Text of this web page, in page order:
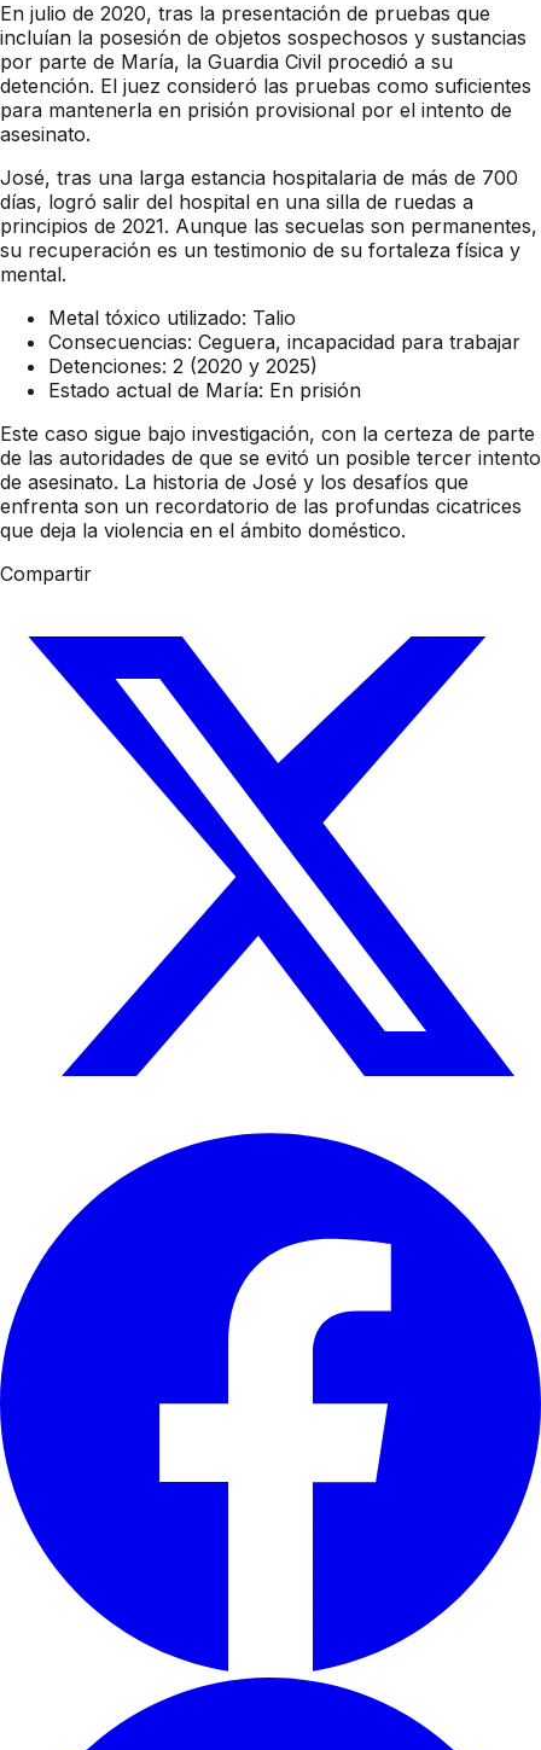
En julio de 2020, tras la presentación de pruebas que
incluían la posesión de objetos sospechosos y sustancias
por parte de María, la Guardia Civil procedió a su
detención. El juez consideró las pruebas como suficientes
para mantenerla en prisión provisional por el intento de
asesinato.
José, tras una larga estancia hospitalaria de más de 700
días, logró salir del hospital en una silla de ruedas a
principios de 2021. Aunque las secuelas son permanentes,
su recuperación es un testimonio de su fortaleza física y
mental.
Metal tóxico utilizado: Talio
Consecuencias: Ceguera, incapacidad para trabajar
Detenciones: 2 (2020 y 2025)
Estado actual de María: En prisión
Este caso sigue bajo investigación, con la certeza de parte
de las autoridades de que se evitó un posible tercer intento
de asesinato. La historia de José y los desafíos que
enfrenta son un recordatorio de las profundas cicatrices
que deja la violencia en el ámbito doméstico.
Compartir